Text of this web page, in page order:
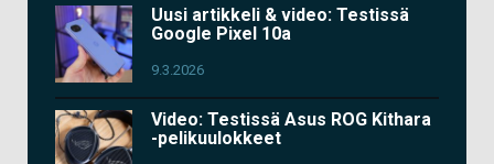
Uusi artikkeli & video: Testissä
Google Pixel 10a
9.3.2026
Video: Testissä Asus ROG Kithara
-pelikuulokkeet